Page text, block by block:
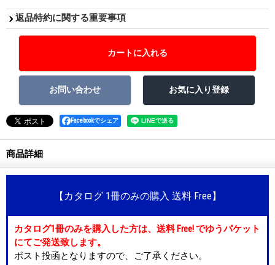
返品特約に関する重要事項
Facebookでシェア
商品詳細
【カタログ 1冊のみの購入 送料 Free】
カタログ1冊のみを購入した方は、送料 Free! でゆうパケット
にてご発送致します。
ポスト投函となりますので、ご了承ください。